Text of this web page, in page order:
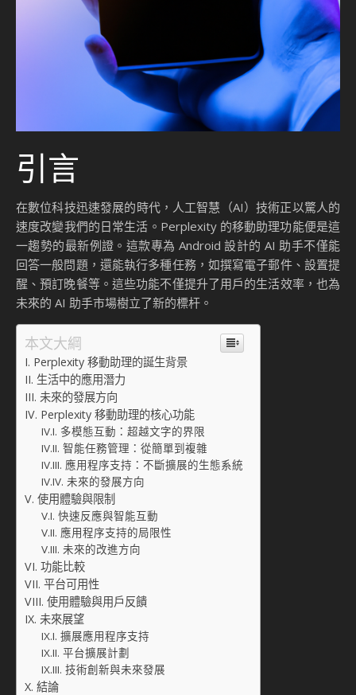
引言
在數位科技迅速發展的時代，人工智慧（AI）技術正以驚人的
速度改變我們的日常生活。Perplexity 的移動助理功能便是這
一趨勢的最新例證。這款專為 Android 設計的 AI 助手不僅能
回答一般問題，還能執行多種任務，如撰寫電子郵件、設置提
醒、預訂晚餐等。這些功能不僅提升了用戶的生活效率，也為
未來的 AI 助手市場樹立了新的標杆。
本文大綱
Perplexity 移動助理的誕生背景
生活中的應用潛力
未來的發展方向
Perplexity 移動助理的核心功能
多模態互動：超越文字的界限
智能任務管理：從簡單到複雜
應用程序支持：不斷擴展的生態系統
未來的發展方向
使用體驗與限制
快速反應與智能互動
應用程序支持的局限性
未來的改進方向
功能比較
平台可用性
使用體驗與用戶反饋
未來展望
擴展應用程序支持
平台擴展計劃
技術創新與未來發展
結論